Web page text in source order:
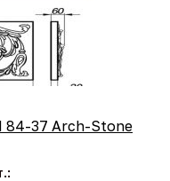
84-37 Arch-Stone